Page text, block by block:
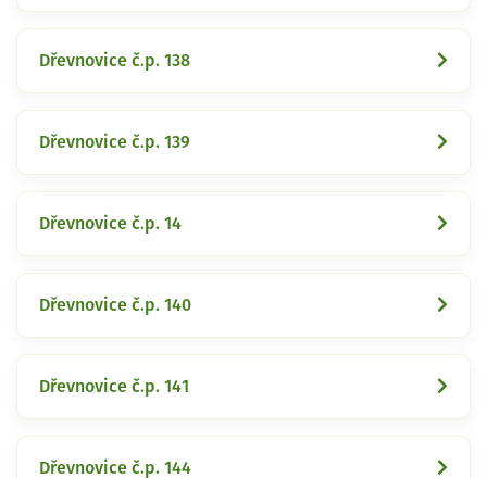
Dřevnovice č.p. 138
Dřevnovice č.p. 139
Dřevnovice č.p. 14
Dřevnovice č.p. 140
Dřevnovice č.p. 141
Dřevnovice č.p. 144